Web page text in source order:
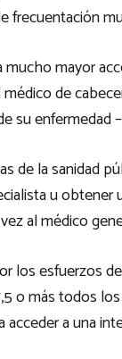
frecuentación
mucho mayor
de
su enfermedad
de la sanidad
u
al médico
los esfuerzos
o más todos
a una